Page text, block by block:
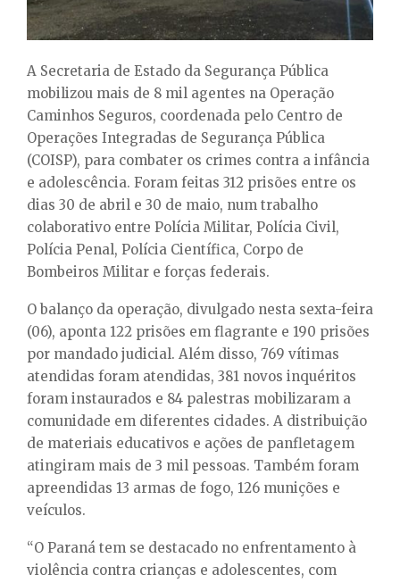
A Secretaria de Estado da Segurança Pública
mobilizou mais de 8 mil agentes na Operação
Caminhos Seguros, coordenada pelo Centro de
Operações Integradas de Segurança Pública
(COISP), para combater os crimes contra a infância
e adolescência. Foram feitas 312 prisões entre os
dias 30 de abril e 30 de maio, num trabalho
colaborativo entre Polícia Militar, Polícia Civil,
Polícia Penal, Polícia Científica, Corpo de
Bombeiros Militar e forças federais.
O balanço da operação, divulgado nesta sexta-feira
(06), aponta 122 prisões em flagrante e 190 prisões
por mandado judicial. Além disso, 769 vítimas
atendidas foram atendidas, 381 novos inquéritos
foram instaurados e 84 palestras mobilizaram a
comunidade em diferentes cidades. A distribuição
de materiais educativos e ações de panfletagem
atingiram mais de 3 mil pessoas. Também foram
apreendidas 13 armas de fogo, 126 munições e
veículos.
“O Paraná tem se destacado no enfrentamento à
violência contra crianças e adolescentes, com